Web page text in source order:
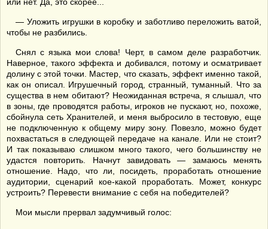
— Уложить игрушки в коробку и заботливо переложить ватой,
чтобы не разбились.
Снял с языка мои слова! Черт, в самом деле разработчик.
Наверное, такого эффекта и добивался, потому и осматривает
долину с этой точки. Мастер, что сказать, эффект именно такой,
как он описал. Игрушечный город, странный, туманный. Что за
существа в нем обитают? Неожиданная встреча, я слышал, что
в зоны, где проводятся работы, игроков не пускают, но, похоже,
сбойнула сеть Хранителей, и меня выбросило в тестовую, еще
не подключенную к общему миру зону. Повезло, можно будет
похвастаться в следующей передаче на канале. Или не стоит?
И так показываю слишком много такого, чего большинству не
удастся повторить. Начнут завидовать — замаюсь менять
отношение. Надо, что ли, посидеть, проработать отношение
аудитории, сценарий кое-какой проработать. Может, конкурс
устроить? Перевести внимание с себя на победителей?
Мои мысли прервал задумчивый голос: